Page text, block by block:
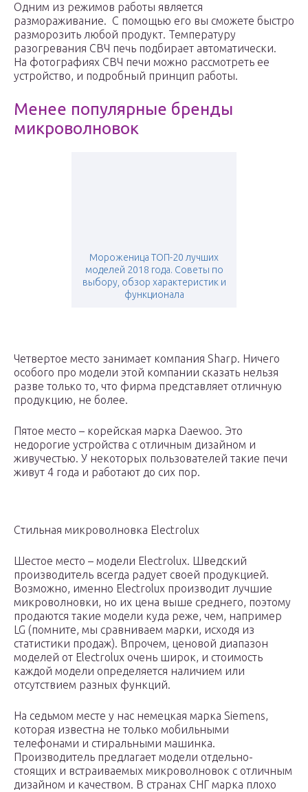
Одним из режимов работы является
размораживание. С помощью его вы сможете быстро
разморозить любой продукт. Температуру
разогревания СВЧ печь подбирает автоматически.
На фотографиях СВЧ печи можно рассмотреть ее
устройство, и подробный принцип работы.
Менее популярные бренды
микроволновок
Мороженица ТОП-20 лучших
моделей 2018 года. Советы по
выбору, обзор характеристик и
функционала
Четвертое место занимает компания Sharp. Ничего
особого про модели этой компании сказать нельзя
разве только то, что фирма представляет отличную
продукцию, не более.
Пятое место – корейская марка Daewoo. Это
недорогие устройства с отличным дизайном и
живучестью. У некоторых пользователей такие печи
живут 4 года и работают до сих пор.
Стильная микроволновка Electrolux
Шестое место – модели Electrolux. Шведский
производитель всегда радует своей продукцией.
Возможно, именно Electrolux производит лучшие
микроволновки, но их цена выше среднего, поэтому
продаются такие модели куда реже, чем, например
LG (помните, мы сравниваем марки, исходя из
статистики продаж). Впрочем, ценовой диапазон
моделей от Electrolux очень широк, и стоимость
каждой модели определяется наличием или
отсутствием разных функций.
На седьмом месте у нас немецкая марка Siemens,
которая известна не только мобильными
телефонами и стиральными машинка.
Производитель предлагает модели отдельно-
стоящих и встраиваемых микроволновок с отличным
дизайном и качеством. В странах СНГ марка плохо